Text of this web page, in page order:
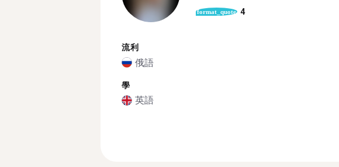
format_quote 4
流利
俄語
學
英語